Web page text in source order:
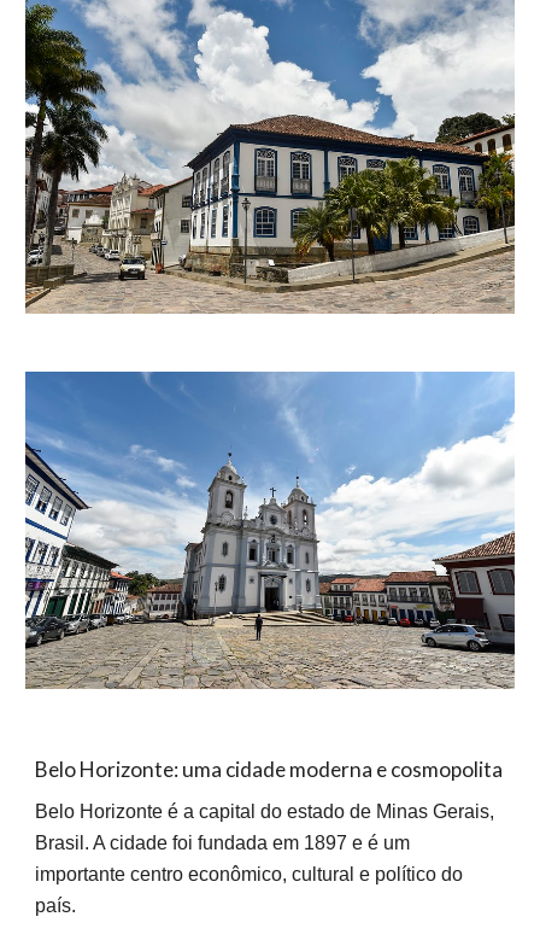
Belo Horizonte: uma cidade moderna e cosmopolita
Belo Horizonte é a capital do estado de Minas Gerais,
Brasil. A cidade foi fundada em 1897 e é um
importante centro econômico, cultural e político do
país.